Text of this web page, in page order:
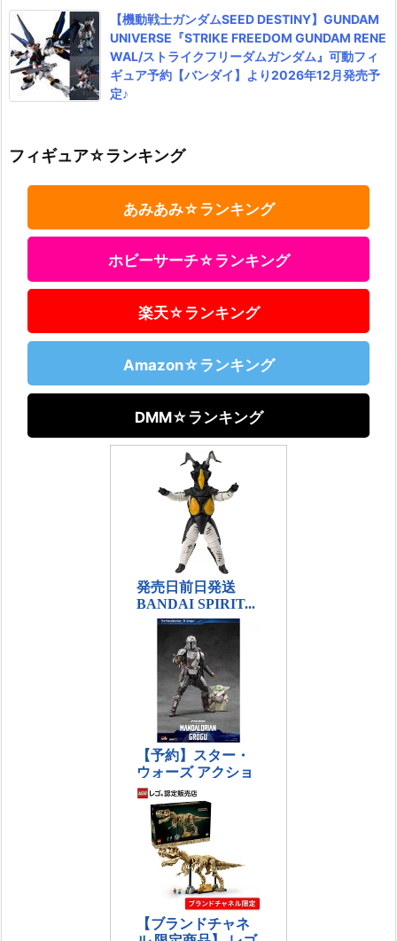
【機動戦士ガンダムSEED DESTINY】GUNDAM
UNIVERSE『STRIKE FREEDOM GUNDAM RENE
WAL/ストライクフリーダムガンダム』可動フィ
ギュア予約【バンダイ】より2026年12月発売予
定♪
フィギュア☆ランキング
あみあみ☆ランキング
ホビーサーチ☆ランキング
楽天☆ランキング
Amazon☆ランキング
DMM☆ランキング